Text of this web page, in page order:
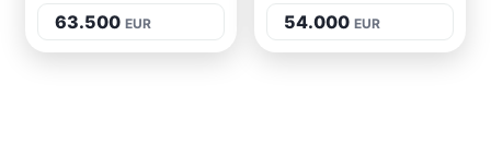
63.500 EUR 54.000 EUR